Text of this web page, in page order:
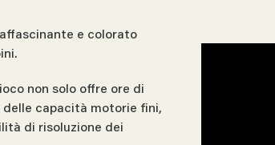
e colorato
non solo offre ore di
capacità motorie fini,
di risoluzione dei